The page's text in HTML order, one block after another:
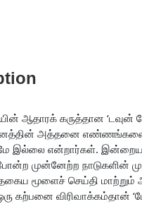
ஆதாரக் கருத்தான ‘டவுன்
அத்தனை எண்ணங்களையும்
இல்லை என்றார்கள்.
முன்னேற்ற நாடுகளின்
மூளைச் செய்தி மாற்றும்
கற்பனை விரிவாக்கம்தான்